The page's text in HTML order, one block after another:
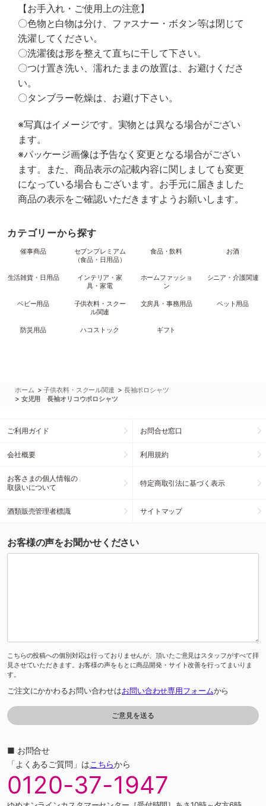
【お手入れ・ご使用上の注意】
〇色物と白物は分け、ファスナー・ボタン等は閉じて
洗濯してください。
〇洗濯後は形を整えて直ちに干して下さい。
〇つけ置き洗い、濡れたままの放置は、お避けくださ
い。
〇タンブラー乾燥は、お避け下さい。
※写真はイメージです。実物とは異なる場合がござい
ます。
※パッケージ画像は予告なく変更となる場合がござい
ます。また、商品表示の記載内容に関しましても変更
になっている場合もございます。お手元に届きました
商品の表示をご確認いただきますようお願いします。
カテゴリーから探す
催事商品
セブンプレミアム
（食品・日用品）
食品・飲料 お酒
生活雑貨・日用品
インテリア・家
具・家電
ホームファッショ
ン
シニア・介護関連
ベビー用品
子供衣料・スクー
ル関連
文房具・事務用品 ペット用品
防災用品 ハコストック ギフト
ホーム >子供衣料・スクール関連 > 長袖ポロシャツ
> 女児用 長袖オリコウポロシャツ
ご利用ガイド お問合せ窓口
会社概要 利用規約
お客さまの個人情報の
取扱いについて
特定商取引法に基づく表示
酒類販売管理者標識 サイトマップ
お客様の声をお聞かせください
こちらの投稿への個別対応は行っておりませんが、頂いたご意見はスタッフがすべて拝
見させていただきます。お客様の声をもとに商品開発・サイト改善を行ってまいりま
す。
ご注文にかかわるお問い合わせはお問い合わせ専用フォームから
■ お問合せ
「よくあるご質問」はこちらから
0120-37-1947